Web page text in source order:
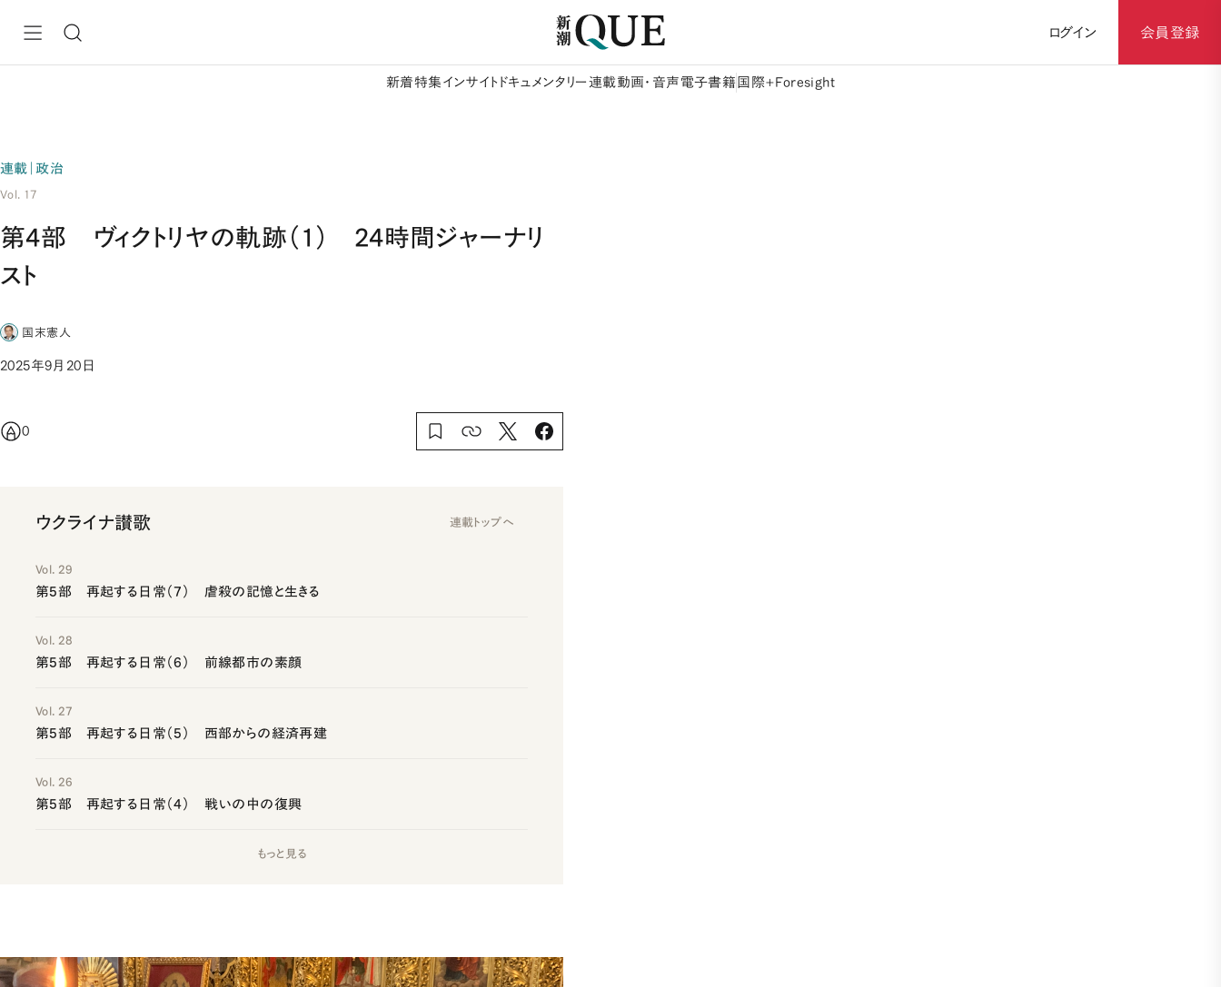
ログイン 会員登録
新着特集 インサイト ドキュメンタリー 連載動画・音声 電子書籍 国際+Foresight
連載｜政治
Vol. 17
第4部 ヴィクトリヤの軌跡（1） 24時間ジャーナリ
スト
国末憲人
2025年9月20日
0
ウクライナ讃歌 連載トップへ
Vol. 29
第5部 再起する日常（7） 虐殺の記憶と生きる
Vol. 28
第5部 再起する日常（6） 前線都市の素顔
Vol. 27
第5部 再起する日常（5） 西部からの経済再建
Vol. 26
第5部 再起する日常（4） 戦いの中の復興
もっと見る